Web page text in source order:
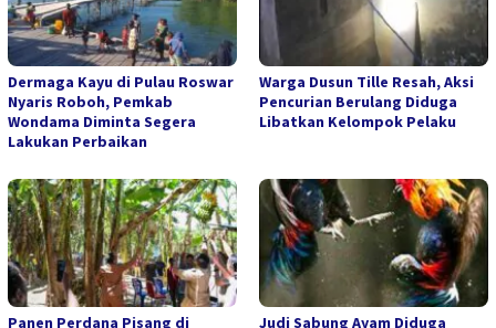
Dermaga Kayu di Pulau Roswar
Nyaris Roboh, Pemkab
Wondama Diminta Segera
Lakukan Perbaikan
Warga Dusun Tille Resah, Aksi
Pencurian Berulang Diduga
Libatkan Kelompok Pelaku
Panen Perdana Pisang di Judi Sabung Ayam Diduga